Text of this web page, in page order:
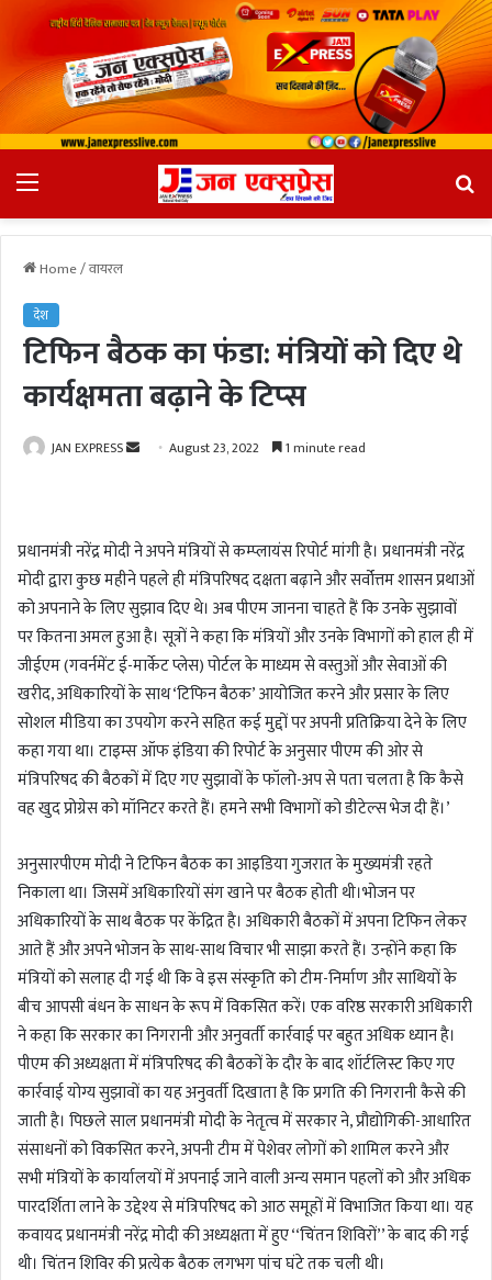
Home/वायरल
देश
टिफिन बैठक का फंडा: मंत्रियों को दिए थे
कार्यक्षमता बढ़ाने के टिप्‍स
JAN EXPRESS
a
n
e
m
a
i
l
August 23, 2022 1 minute read
प्रधानमंत्री नरेंद्र मोदी ने अपने मंत्रियों से कम्प्लायंस रिपोर्ट मांगी है। प्रधानमंत्री नरेंद्र
मोदी द्वारा कुछ महीने पहले ही मंत्रिपरिषद दक्षता बढ़ाने और सर्वोत्तम शासन प्रथाओं
को अपनाने के लिए सुझाव दिए थे। अब पीएम जानना चाहते हैं कि उनके सुझावों
पर कितना अमल हुआ है। सूत्रों ने कहा कि मंत्रियों और उनके विभागों को हाल ही में
जीईएम (गवर्नमेंट ई-मार्केट प्लेस) पोर्टल के माध्यम से वस्तुओं और सेवाओं की
खरीद, अधिकारियों के साथ ‘टिफिन बैठक’ आयोजित करने और प्रसार के लिए
सोशल मीडिया का उपयोग करने सहित कई मुद्दों पर अपनी प्रतिक्रिया देने के लिए
कहा गया था। टाइम्स ऑफ इंडिया की रिपोर्ट के अनुसार पीएम की ओर से
मंत्रिपरिषद की बैठकों में दिए गए सुझावों के फॉलो-अप से पता चलता है कि कैसे
वह खुद प्रोग्रेस को मॉनिटर करते हैं। हमने सभी विभागों को डीटेल्‍स भेज दी हैं।’
अनुसारपीएम मोदी ने टिफिन बैठक का आइडिया गुजरात के मुख्यमंत्री रहते
निकाला था। जिसमें अधिकारियों संग खाने पर बैठक होती थी।भोजन पर
अधिकारियों के साथ बैठक पर केंद्रित है। अधिकारी बैठकों में अपना टिफिन लेकर
आते हैं और अपने भोजन के साथ-साथ विचार भी साझा करते हैं। उन्होंने कहा कि
मंत्रियों को सलाह दी गई थी कि वे इस संस्कृति को टीम-निर्माण और साथियों के
बीच आपसी बंधन के साधन के रूप में विकसित करें। एक वरिष्ठ सरकारी अधिकारी
ने कहा कि सरकार का निगरानी और अनुवर्ती कार्रवाई पर बहुत अधिक ध्यान है।
पीएम की अध्यक्षता में मंत्रिपरिषद की बैठकों के दौर के बाद शॉर्टलिस्ट किए गए
कार्रवाई योग्य सुझावों का यह अनुवर्ती दिखाता है कि प्रगति की निगरानी कैसे की
जाती है। पिछले साल प्रधानमंत्री मोदी के नेतृत्व में सरकार ने, प्रौद्योगिकी-आधारित
संसाधनों को विकसित करने, अपनी टीम में पेशेवर लोगों को शामिल करने और
सभी मंत्रियों के कार्यालयों में अपनाई जाने वाली अन्य समान पहलों को और अधिक
पारदर्शिता लाने के उद्देश्य से मंत्रिपरिषद को आठ समूहों में विभाजित किया था। यह
कवायद प्रधानमंत्री नरेंद्र मोदी की अध्यक्षता में हुए ‘‘चिंतन शिविरों’’ के बाद की गई
थी। चिंतन शिविर की प्रत्येक बैठक लगभग पांच घंटे तक चली थी।